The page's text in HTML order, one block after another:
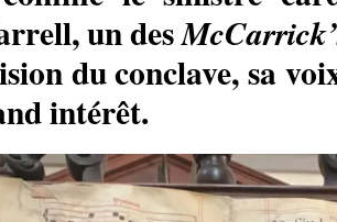
un des
du conclave, sa
intérêt.